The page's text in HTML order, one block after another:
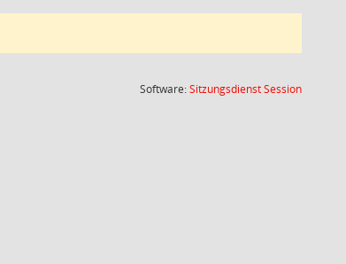
Software:SitzungsdienstSession(Wird in